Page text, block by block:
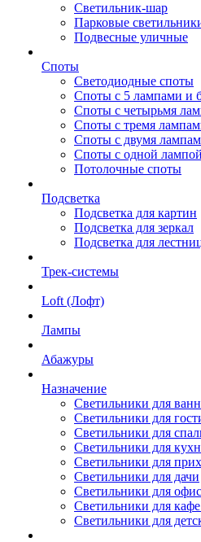
Светильник-шар
Парковые
Подвесные уличные
Споты
Светодиодные споты
Споты с 5 лампами и
Споты с четырьмя
Споты с тремя
Споты с двумя
Споты с одной лампой
Потолочные споты
Подсветка
Подсветка для картин
Подсветка для зеркал
Подсветка для
Трек-системы
Loft (Лофт)
Лампы
Абажуры
Назначение
Светильники для
Светильники для
Светильники для
Светильники для
Светильники для
Светильники для дачи
Светильники для
Светильники для
Светильники для